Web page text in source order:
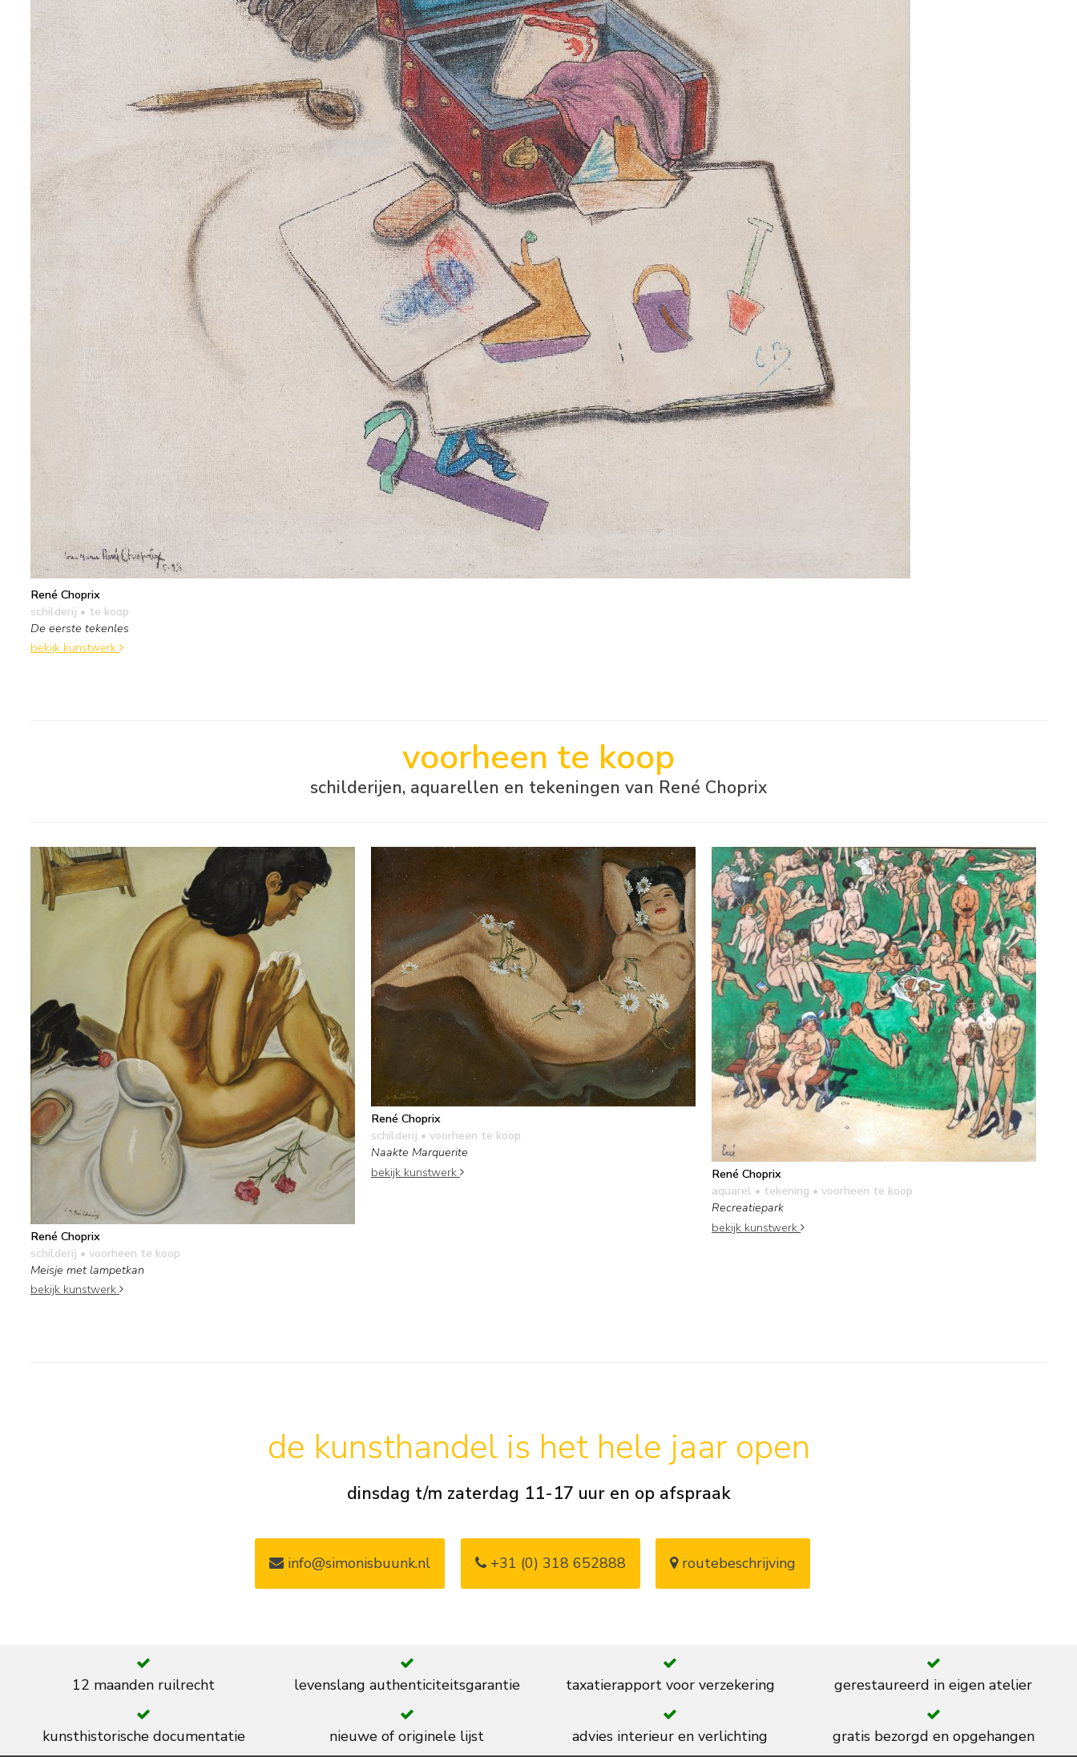
René Choprix
schilderij • te koop
De eerste tekenles
bekijk kunstwerk
voorheen te koop
schilderijen, aquarellen en tekeningen van René Choprix
René Choprix
schilderij • voorheen te koop
Meisje met lampetkan
bekijk kunstwerk
René Choprix
schilderij • voorheen te koop
Naakte Marquerite
bekijk kunstwerk
René Choprix
aquarel • tekening • voorheen te koop
Recreatiepark
bekijk kunstwerk
de kunsthandel is het hele jaar open
dinsdag t/m zaterdag 11-17 uur en op afspraak
info@simonisbuunk.nl +31 (0) 318 652888 routebeschrijving
12 maanden ruilrecht levenslang authenticiteitsgarantie taxatierapport voor verzekering gerestaureerd in eigen atelier
kunsthistorische documentatie nieuwe of originele lijst advies interieur en verlichting gratis bezorgd en opgehangen